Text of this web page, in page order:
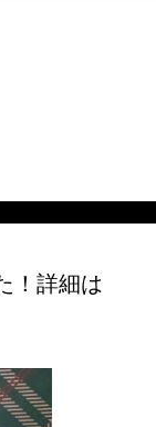
！詳細は